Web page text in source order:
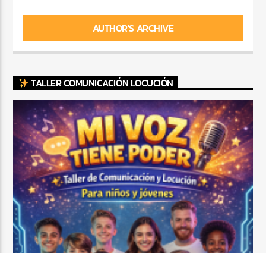
AUTHOR'S ARCHIVE
TALLER COMUNICACIÓN LOCUCIÓN